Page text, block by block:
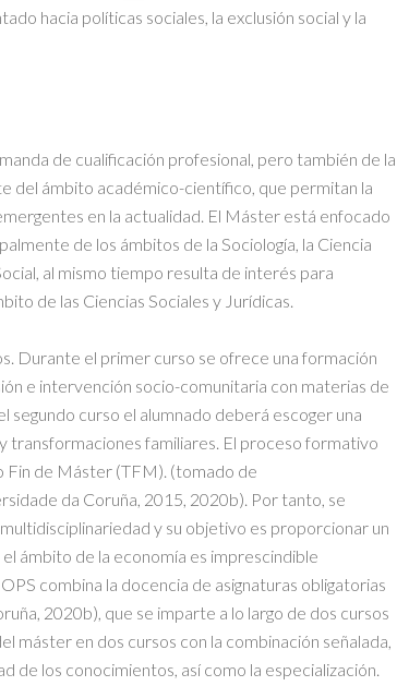
hacia políticas sociales, la exclusión social y la
de cualificación profesional, pero también de la
del ámbito académico-científico, que permitan la
en la actualidad. El Máster está enfocado
de los ámbitos de la Sociología, la Ciencia
al mismo tiempo resulta de interés para
de las Ciencias Sociales y Jurídicas.
Durante el primer curso se ofrece una formación
e intervención socio-comunitaria con materias de
curso el alumnado deberá escoger una
transformaciones familiares. El proceso formativo
Fin de Máster (TFM). (tomado de
da Coruña, 2015, 2020b). Por tanto, se
y su objetivo es proporcionar un
ámbito de la economía es imprescindible
combina la docencia de asignaturas obligatorias
2020b), que se imparte a lo largo de dos cursos
máster en dos cursos con la combinación señalada,
de los conocimientos, así como la especialización.